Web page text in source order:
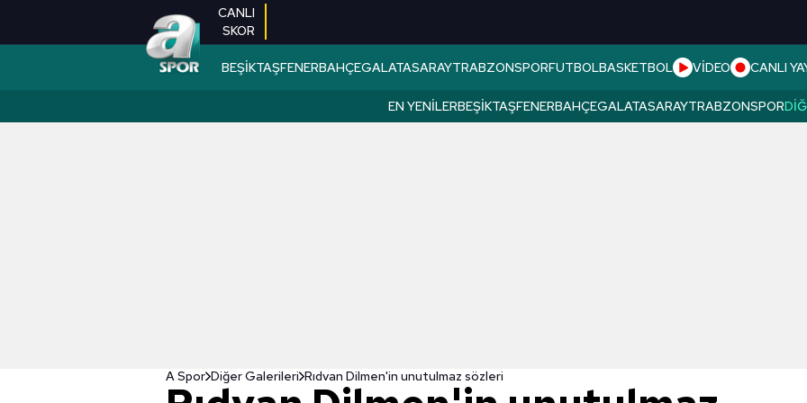
CANLI
SKOR
BEŞİKTAŞFENERBAHÇEGALATASARAYTRABZONSPORFUTBOLBASKETBOL VİDEO CANLI
EN YENILERBEŞIKTAŞFENERBAHÇEGALATASARAYTRABZONSPOR
A Spor Diğer Galerileri Rıdvan Dilmen'in unutulmaz sözleri